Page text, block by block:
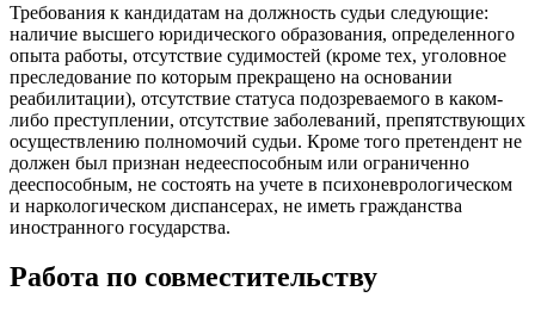
Требования к кандидатам на должность судьи следующие:
наличие высшего юридического образования, определенного
опыта работы, отсутствие судимостей (кроме тех, уголовное
преследование по которым прекращено на основании
реабилитации), отсутствие статуса подозреваемого в каком-
либо преступлении, отсутствие заболеваний, препятствующих
осуществлению полномочий судьи. Кроме того претендент не
должен был признан недееспособным или ограниченно
дееспособным, не состоять на учете в психоневрологическом
и наркологическом диспансерах, не иметь гражданства
иностранного государства.
Работа по совместительству